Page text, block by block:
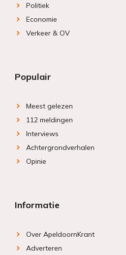
Politiek
Economie
Verkeer & OV
Populair
Meest gelezen
112 meldingen
Interviews
Achtergrondverhalen
Opinie
Informatie
Over ApeldoornKrant
Adverteren